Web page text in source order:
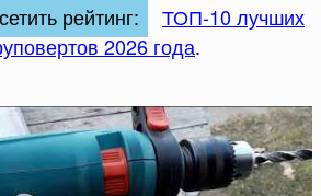
рейтинг:
ТОП-10 лучших
2026 года.